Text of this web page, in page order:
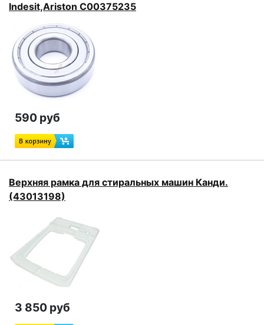
Indesit,Ariston C00375235
590 руб
Верхняя рамка для стиральных машин Канди.
(43013198)
3 850 руб